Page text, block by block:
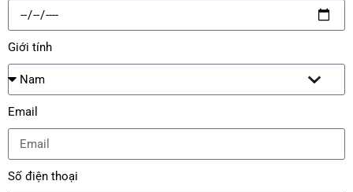
Giới tính
Email
Số điện thoại